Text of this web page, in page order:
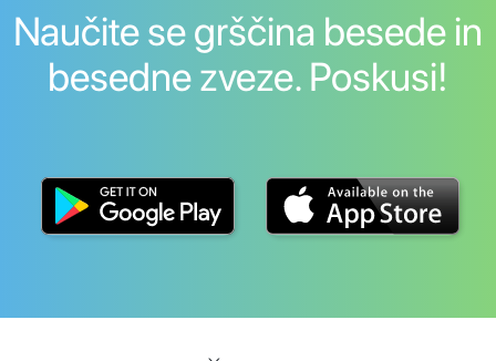
Naučite se grščina besede in
besedne zveze. Poskusi!